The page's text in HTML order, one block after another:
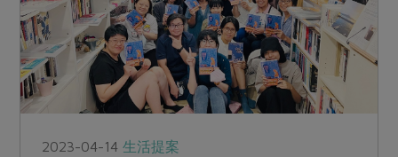
2023-04-14生活提案